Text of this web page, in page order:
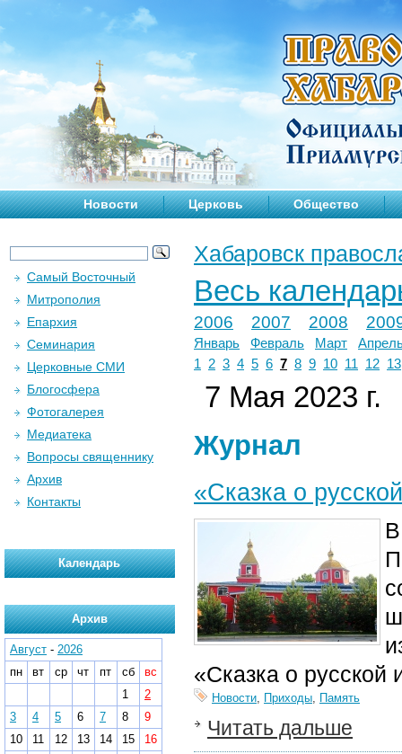
Новости Церковь Общество
Хабаровск
Весь
2006 2007 2008
Январь Февраль Март
1
2 3 4 5 6 7 8 9 10 11 12 13
7 Мая 2023 г.
Журнал
«Сказка о
«Сказка о русской
Новости, Приходы, Память
Читать дальше
Самый Восточный
Митрополия
Епархия
Семинария
Церковные СМИ
Блогосфера
Фотогалерея
Медиатека
Вопросы священнику
Архив
Контакты
Календарь
Архив
Август - 2026
пн
вт ср чт пт сб
вс
1
2
3
4 5 6 7 8
9
10
11 12 13 14 15
16